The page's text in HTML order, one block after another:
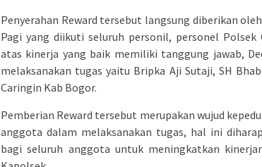
Penyerahan Reward tersebut langsung diberikan
Pagi yang diikuti seluruh personil, personel Polsek
atas kinerja yang baik memiliki tanggung jawab,
melaksanakan tugas yaitu Bripka Aji Sutaji, SH
Caringin Kab Bogor.
Pemberian Reward tersebut merupakan wujud
anggota dalam melaksanakan tugas, hal ini
bagi seluruh anggota untuk meningkatkan